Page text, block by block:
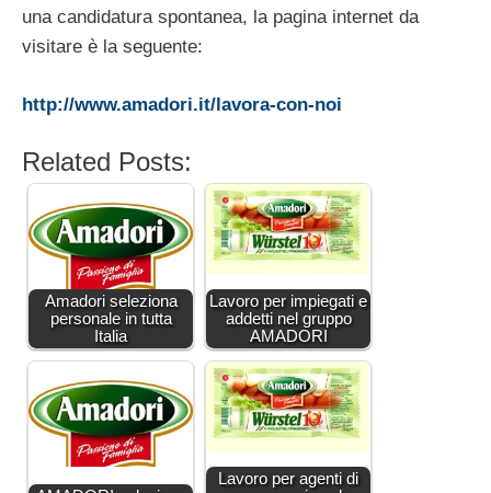
una candidatura spontanea, la pagina internet da
visitare è la seguente:
http://www.amadori.it/lavora-con-noi
Related Posts:
Amadori seleziona
personale in tutta
Italia
Lavoro per impiegati e
addetti nel gruppo
AMADORI
Lavoro per agenti di